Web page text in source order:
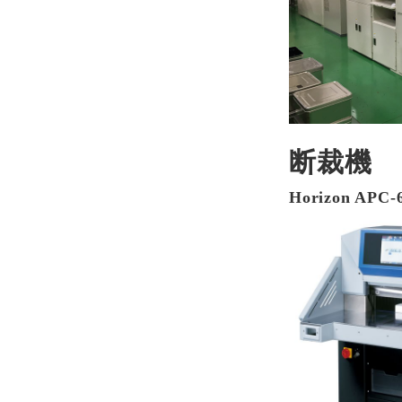
断裁機
Horizon APC-